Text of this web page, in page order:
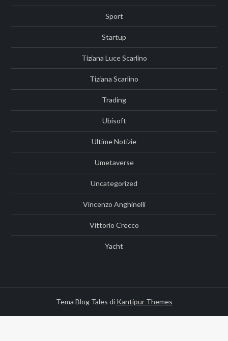
Sport
Startup
Tiziana Luce Scarlino
Tiziana Scarlino
Trading
Ubisoft
Ultime Notizie
Umetaverse
Uncategorized
Vincenzo Anghinelli
Vittorio Crecco
Yacht
Tema Blog Tales di Kantipur Themes